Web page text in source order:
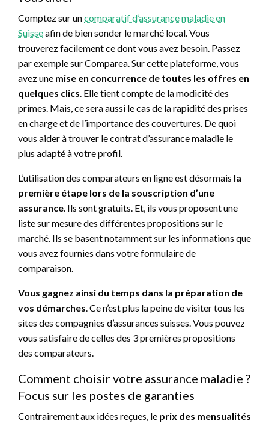
Comptez sur uncomparatif d’assurance maladie en
Suisseafin de bien sonder le marché local. Vous
trouverez facilement ce dont vous avez besoin. Passez
par exemple sur Comparea. Sur cette plateforme, vous
avez une mise en concurrence de toutes les offres en
quelques clics. Elle tient compte de la modicité des
primes. Mais, ce sera aussi le cas de la rapidité des prises
en charge et de l’importance des couvertures. De quoi
vous aider à trouver le contrat d’assurance maladie le
plus adapté à votre profil.
L’utilisation des comparateurs en ligne est désormais la
première étape lors de la souscription d’une
assurance. Ils sont gratuits. Et, ils vous proposent une
liste sur mesure des différentes propositions sur le
marché. Ils se basent notamment sur les informations que
vous avez fournies dans votre formulaire de
comparaison.
Vous gagnez ainsi du temps dans la préparation de
vos démarches. Ce n’est plus la peine de visiter tous les
sites des compagnies d’assurances suisses. Vous pouvez
vous satisfaire de celles des 3 premières propositions
des comparateurs.
Comment choisir votre assurance maladie ?
Focus sur les postes de garanties
Contrairement aux idées reçues, le prix des mensualités